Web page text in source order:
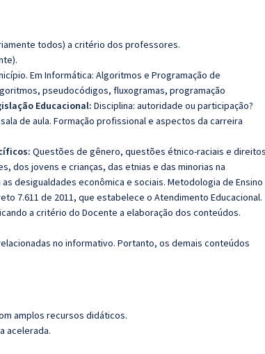
todos) a critério dos professores.
Em Informática: Algoritmos e Programação de
pseudocódigos, fluxogramas, programação
Educacional: Disciplina: autoridade ou participação?
de aula. Formação profissional e aspectos da carreira
Questões de gênero, questões étnico-raciais e direitos
dos jovens e crianças, das etnias e das minorias na
desigualdades econômica e sociais. Metodologia de Ensino
7.611 de 2011, que estabelece o Atendimento Educacional.
a critério do Docente a elaboração dos conteúdos.
no informativo. Portanto, os demais conteúdos
amplos recursos didáticos.
acelerada.